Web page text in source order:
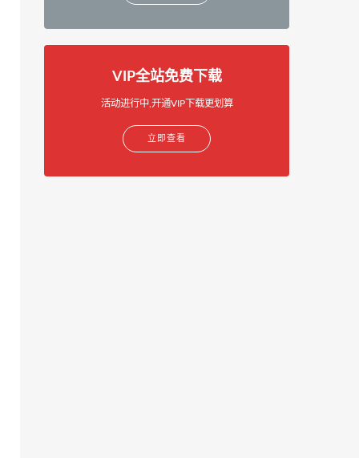
VIP全站免费下载
活动进行中,开通VIP下载更划算
立即查看